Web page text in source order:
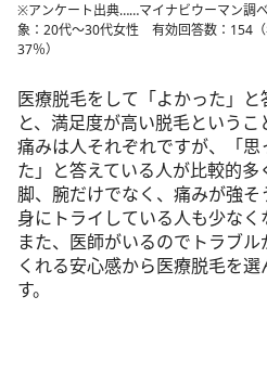
※アンケート出典……マイナビウーマン調
象：20代～30代女性 有効回答数：154
37％）
医療脱毛をして「よかった」
と、満足度が高い脱毛というこ
痛みは人それぞれですが、「
た」と答えている人が比較的
脚、腕だけでなく、痛みが強
身にトライしている人も少なく
また、医師がいるのでトラブ
くれる安心感から医療脱毛を
す。